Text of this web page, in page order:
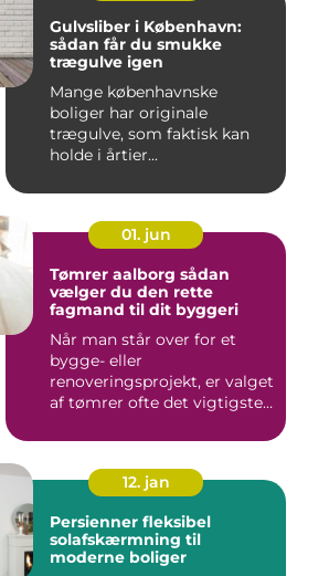
Gulvsliber i København:
sådan får du smukke
trægulve igen
Mange københavnske
boliger har originale
trægulve, som faktisk kan
holde i årtier...
01. jun
Tømrer aalborg sådan
vælger du den rette
fagmand til dit byggeri
Når man står over for et
bygge- eller
renoveringsprojekt, er valget
af tømrer ofte det vigtigste
12. jan
Persienner fleksibel
solafskærmning til
moderne boliger